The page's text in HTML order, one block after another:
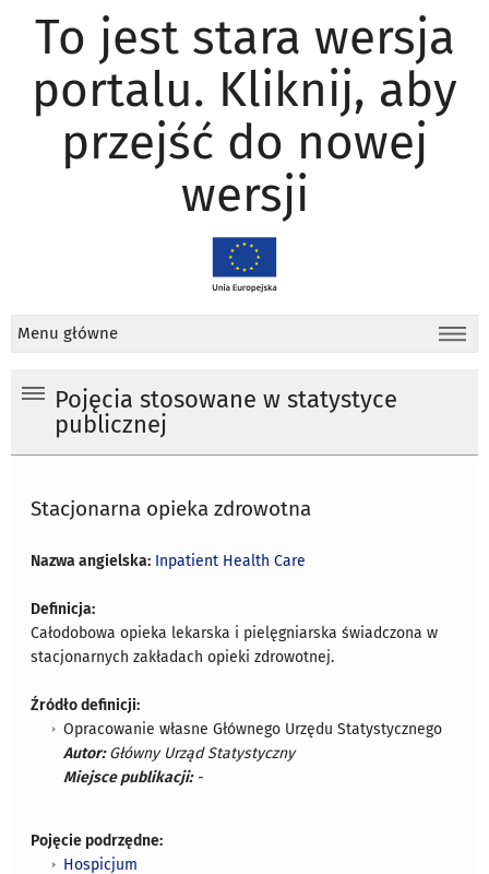
To jest stara wersja
portalu. Kliknij, aby
przejść do nowej
wersji
Menu główne
Pojęcia stosowane w statystyce
publicznej
Stacjonarna opieka zdrowotna
Nazwa angielska: Inpatient Health Care
Definicja:
Całodobowa opieka lekarska i pielęgniarska świadczona w
stacjonarnych zakładach opieki zdrowotnej.
Źródło definicji:
Opracowanie własne Głównego Urzędu Statystycznego
Autor:Główny Urząd Statystyczny
Miejsce publikacji:-
Pojęcie podrzędne:
Hospicjum